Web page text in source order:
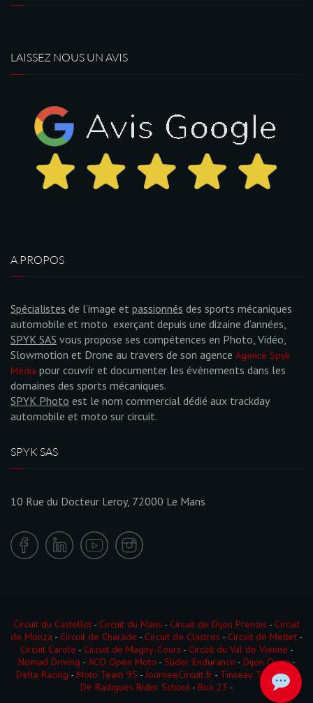
LAISSEZ NOUS UN AVIS
A PROPOS
Spécialistes de l’image et passionnés des sports mécaniques
automobile et moto exerçant depuis une dizaine d’années,
SPYK SAS vous propose ses compétences en Photo, Vidéo,
Slowmotion et Drone au travers de son agence Agence Spyk
Media pour couvrir et documenter les évènements dans les
domaines des sports mécaniques.
SPYK Photo est le nom commercial dédié aux trackday
automobile et moto sur circuit.
SPYK SAS
10 Rue du Docteur Leroy, 72000 Le Mans
Circuit du Castellet - Circuit du Mans - Circuit de Dijon Prenois - Circuit
de Monza - Circuit de Charade - Circuit de Clastres - Circuit de Mettet -
Circuit Carole - Circuit de Magny-Cours - Circuit du Val de Vienne -
Nomad Driving - ACO Open Moto - Slider Endurance - Dijon Open-
Delta Racing - Moto Team 95 - JourneeCircuit.fr - Tinseau Test Day
De Radigues Rider School- Box 23 -